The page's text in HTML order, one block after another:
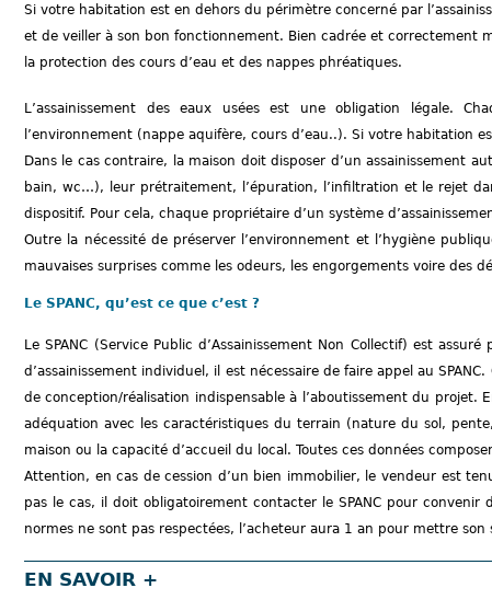
Si votre habitation est en dehors du périmètre concerné par
et de veiller à son bon fonctionnement. Bien cadrée et
la protection des cours d’eau et des nappes phréatiques.
L’assainissement des eaux usées est une obligation légale.
l’environnement (nappe aquifère, cours d’eau..). Si votre habitation
Dans le cas contraire, la maison doit disposer d’un assainissement
bain, wc…), leur prétraitement, l’épuration, l’infiltration et le rejet
dispositif. Pour cela, chaque propriétaire d’un système
Outre la nécessité de préserver l’environnement et l’hygiène
mauvaises surprises comme les odeurs, les engorgements voire des
Le SPANC, qu’est ce que c’est ?
Le SPANC (Service Public d’Assainissement Non Collectif) est
d’assainissement individuel, il est nécessaire de faire appel au
de conception/réalisation indispensable à l’aboutissement du projet.
adéquation avec les caractéristiques du terrain (nature du sol,
maison ou la capacité d’accueil du local. Toutes ces données
Attention, en cas de cession d’un bien immobilier, le vendeur est
pas le cas, il doit obligatoirement contacter le SPANC pour
normes ne sont pas respectées, l’acheteur aura 1 an pour mettre
EN SAVOIR +